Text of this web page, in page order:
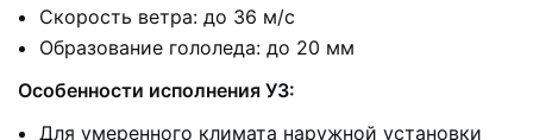
Скорость ветра: до 36 м/с
Образование гололеда: до 20 мм
Особенности исполнения У3:
Для умеренного климата наружной установки